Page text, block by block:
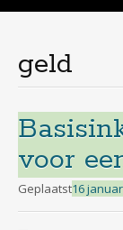
inhoud
geld
voor
Geplaatst16